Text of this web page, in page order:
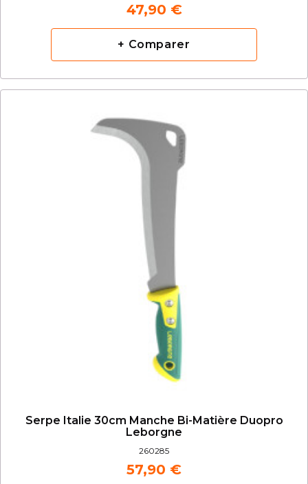
47,90 €
+ Comparer
Serpe Italie 30cm Manche Bi-Matière Duopro
Leborgne
260285
57,90 €